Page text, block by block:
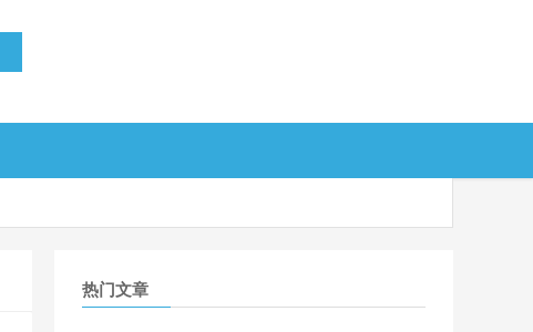
热门文章